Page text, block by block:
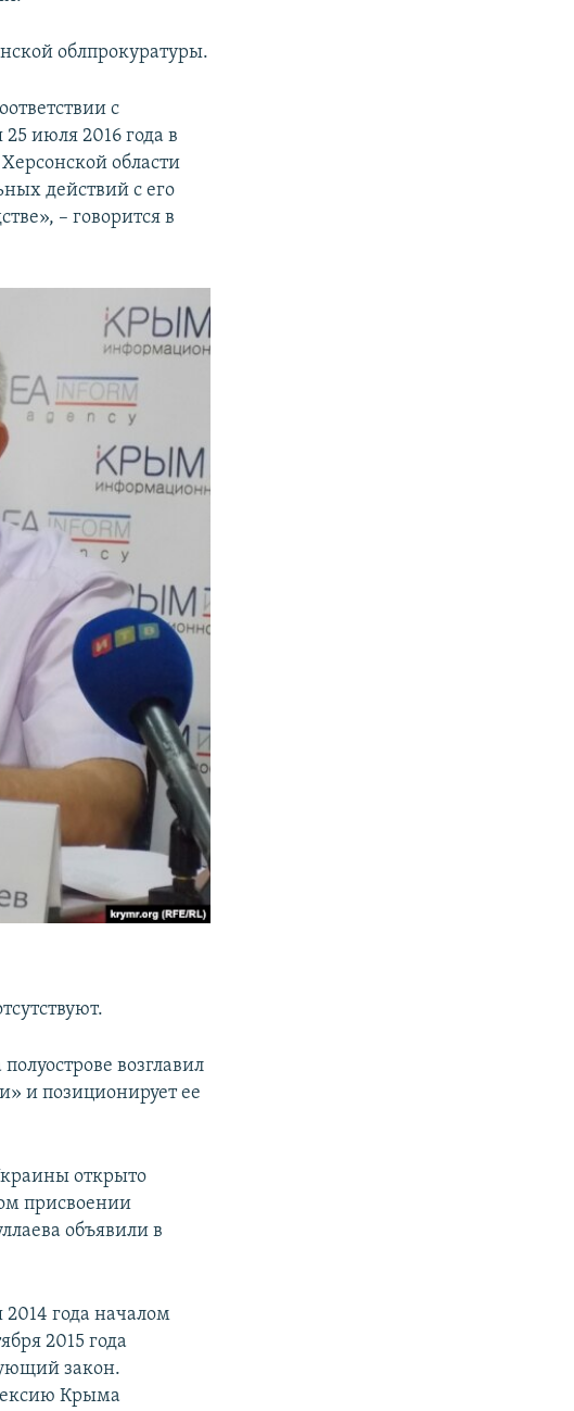
облпрокуратуры.
с
июля 2016 года в
области
действий с его
– говорится в
возглавил
и позиционирует ее
открыто
присвоении
объявили в
года началом
2015 года
закон.
Крыма